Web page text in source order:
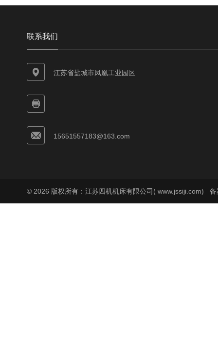
联系我们
江苏省盐城市凤凰工业园区
15651557183@163.com
© 2026 版权所有：江苏四机机床有限公司( www.jssiji.com) 备